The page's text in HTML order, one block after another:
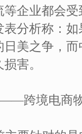
企业都会
分析称：
美之争，
害。
跨境电商